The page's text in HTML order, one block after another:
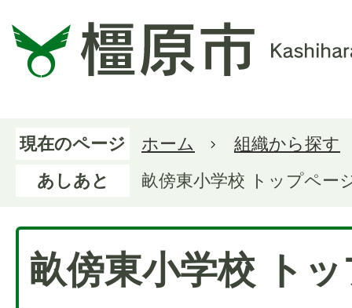
現在のページ ホーム
組織から探す
あしあと
畝傍東小学校 トップペー
畝傍東小学校 ト